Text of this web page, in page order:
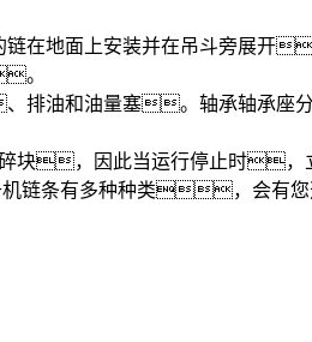
地面上安装并在吊斗旁展开
。
油和油量塞。轴承轴承
，因此当运行停止时，
链条有多种种类，会有